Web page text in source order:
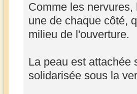
Comme les
une de chaque côté,
milieu de l'ouverture.
La peau est attachée
solidarisée sous la